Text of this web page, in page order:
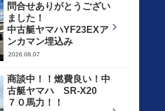
問合せありがとうござい
ました！
中古艇ヤマハYF23EXア
ンカマン埋込み
2026.08.07
商談中！！燃費良い！中
古艇ヤマハ SR-X20
７０馬力！！